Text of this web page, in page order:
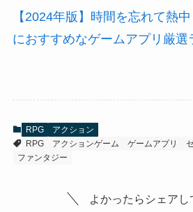
【2024年版】時間を忘れて熱
におすすめなゲームアプリ厳選
RPG
アクション
RPG
アクションゲーム ゲームアプリ
ファンタジー
よかったらシェアし